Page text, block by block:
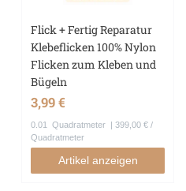
Flick + Fertig Reparatur
Klebeflicken 100% Nylon
Flicken zum Kleben und
Bügeln
3,99 €
0.01 Quadratmeter | 399,00 € /
Quadratmeter
Artikel anzeigen